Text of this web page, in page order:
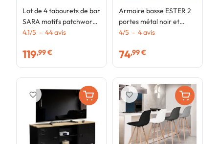
Lot de 4 tabourets de bar
SARA motifs patchworks
noirs, gris et blancs
4.1/5 - 44avis
119,99 €
favorite_border
Armoire basse ESTER 2
portes métal noir et
contour bois design
4/5 - 4avis
74,99 €
favorite_border